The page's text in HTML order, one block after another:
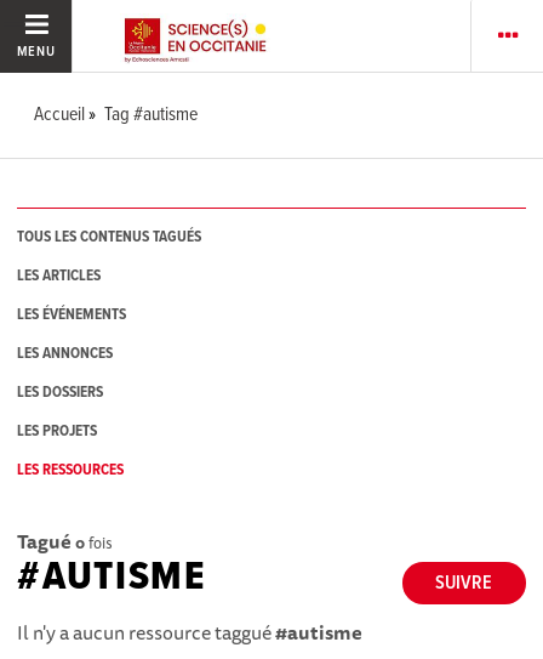
MENU
Accueil Tag #autisme
TOUS LES CONTENUS TAGUÉS
LES ARTICLES
LES ÉVÉNEMENTS
LES ANNONCES
LES DOSSIERS
LES PROJETS
LES RESSOURCES
Tagué 0fois
SUIVRE
#AUTISME
Il n'y a aucun ressource taggué#autisme